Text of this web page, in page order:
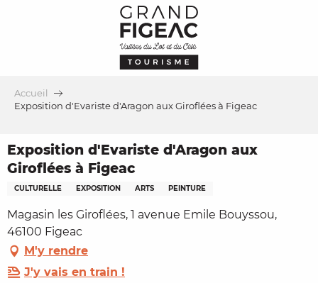
Accueil
Exposition d'Evariste d'Aragon aux Giroflées à Figeac
Exposition d'Evariste d'Aragon aux
Giroflées à Figeac
CULTURELLE EXPOSITION ARTS PEINTURE
Magasin les Giroflées, 1 avenue Emile Bouyssou,
46100 Figeac
M'y rendre
J'y vais en train !